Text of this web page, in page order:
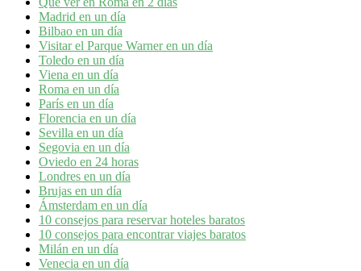
Madrid en un día
Bilbao en un día
Visitar el Parque Warner en un día
Toledo en un día
Viena en un día
Roma en un día
París en un día
Florencia en un día
Sevilla en un día
Segovia en un día
Oviedo en 24 horas
Londres en un día
Brujas en un día
Ámsterdam en un día
10 consejos para reservar hoteles baratos
10 consejos para encontrar viajes baratos
Milán en un día
Venecia en un día